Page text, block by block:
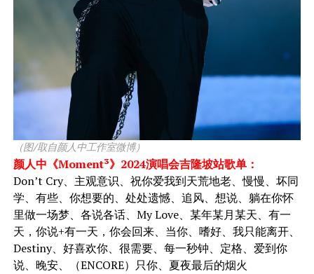
（图/取自颜人中工作室微博）
颜人中《Moment³》2024演唱会吉隆坡站歌单：
Don’t Cry、主观意识、祝你爱我到天荒地老、慢慢、坏同
学、有些、你想要的、处处遗憾、追风、想说、躺在你怀
里做一场梦、各说各话、My Love、某年某月某天、有一
天，你说+有一天，你会回来、当你、嗜好、我只能离开、
Destiny、好喜欢你、很需要、每一秒钟、定格、爱到你
说、晚安、（ENCORE）只你、夏夜最后的烟火